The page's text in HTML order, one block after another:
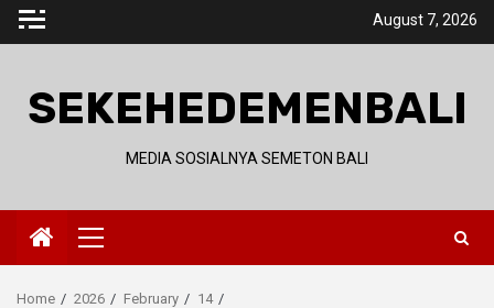
Skip
August 7, 2026
SEKEHEDEMENBALI
MEDIA SOSIALNYA SEMETON BALI
Primary
Menu
Home 2026 February
14